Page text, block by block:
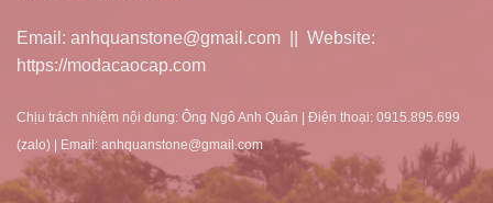
Email: anhquanstone@gmail.com || Website:
https://modacaocap.com
Chịu trách nhiệm nội dung: Ông Ngô Anh Quân | Điện thoại: 0915.895.699
(zalo) | Email: anhquanstone@gmail.com